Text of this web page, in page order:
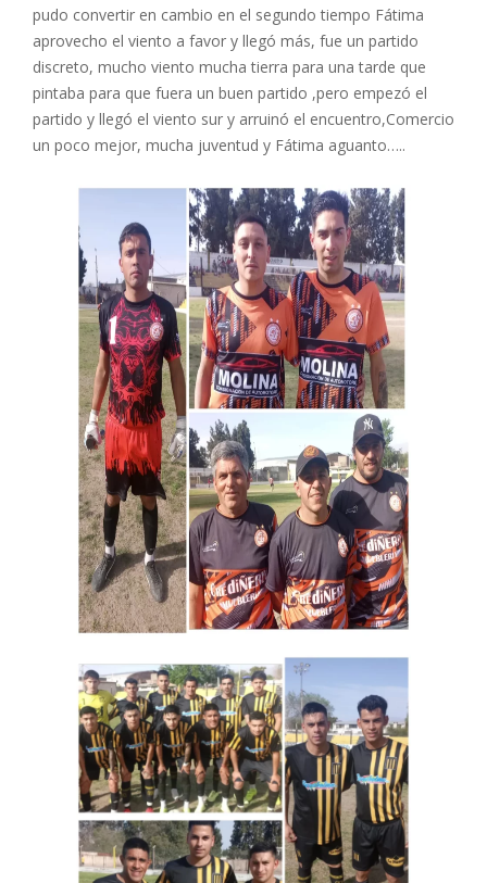
pudo convertir en cambio en el segundo tiempo Fátima
aprovecho el viento a favor y llegó más, fue un partido
discreto, mucho viento mucha tierra para una tarde que
pintaba para que fuera un buen partido ,pero empezó el
partido y llegó el viento sur y arruinó el encuentro,Comercio
un poco mejor, mucha juventud y Fátima aguanto…..